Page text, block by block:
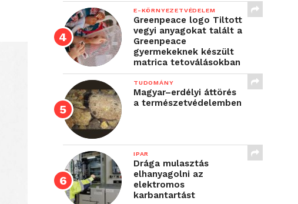
E-KÖRNYEZETVÉDELEM
Greenpeace logo Tiltott
vegyi anyagokat talált a
Greenpeace
gyermekeknek készült
matrica tetoválásokban
TUDOMÁNY
Magyar–erdélyi áttörés
a természetvédelemben
IPAR
Drága mulasztás
elhanyagolni az
elektromos
karbantartást